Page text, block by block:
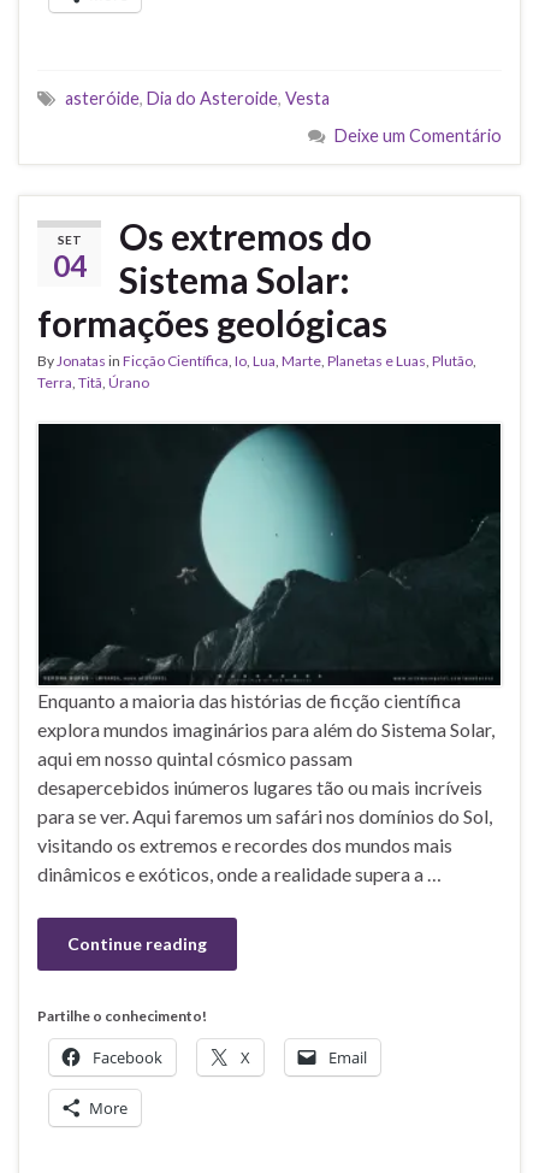
asteróide, Dia do Asteroide, Vesta
Deixe um Comentário
SET
04
Os extremos do
Sistema Solar:
formações geológicas
ByJonatas in Ficção Científica, Io, Lua, Marte, Planetas e Luas, Plutão,
Terra, Titã, Úrano
Enquanto a maioria das histórias de ficção científica
explora mundos imaginários para além do Sistema Solar,
aqui em nosso quintal cósmico passam
desapercebidos inúmeros lugares tão ou mais incríveis
para se ver. Aqui faremos um safári nos domínios do Sol,
visitando os extremos e recordes dos mundos mais
dinâmicos e exóticos, onde a realidade supera a …
Continue reading
Partilhe o conhecimento!
Facebook X Email
More